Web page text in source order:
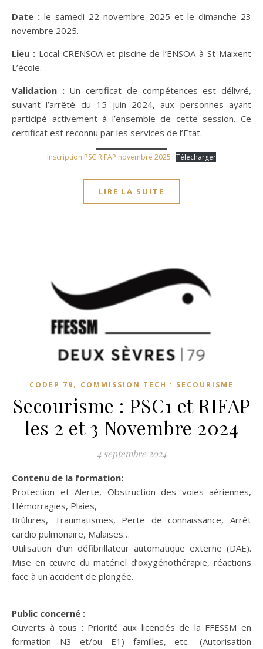
Date : le samedi 22 novembre 2025 et le dimanche 23
novembre 2025.
Lieu : Local CRENSOA et piscine de l’ENSOA à St Maixent
L’école.
Validation :Un certificat de compétences est délivré,
suivant l’arrêté du 15 juin 2024, aux personnes ayant
participé activement à l’ensemble de cette session. Ce
certificat est reconnu par les services de l’Etat.
Inscription PSC RIFAP novembre 2025 Télécharger
LIRE LA SUITE
CODEP 79, COMMISSION TECH : SECOURISME
Secourisme : PSC1 et RIFAP
les 2 et 3 Novembre 2024
4 septembre 2024
Contenu de la formation:
Protection et Alerte, Obstruction des voies aériennes,
Hémorragies, Plaies,
Brûlures, Traumatismes, Perte de connaissance, Arrêt
cardio pulmonaire, Malaises…
Utilisation d’un défibrillateur automatique externe (DAE).
Mise en œuvre du matériel d’oxygénothérapie, réactions
face à un accident de plongée.
Public concerné :
Ouverts à tous : Priorité aux licenciés de la FFESSM en
formation N3 et/ou E1) familles, etc.. (Autorisation